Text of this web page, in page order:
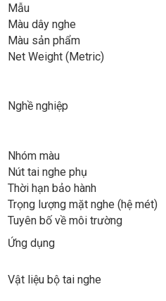
Mẫu
Màu dây nghe
Màu sản phẩm
Net Weight (Metric)
Nghề nghiệp
Nhóm màu
Nút tai nghe phụ
Thời hạn bảo hành
Trọng lượng mặt nghe (hệ mét)
Tuyên bố về môi trường
Ứng dụng
Vật liệu bộ tai nghe